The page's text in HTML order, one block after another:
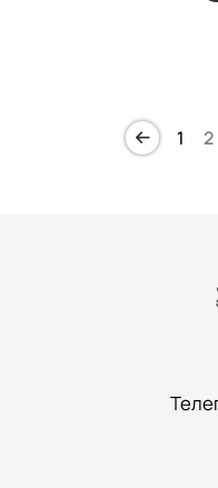
1 2